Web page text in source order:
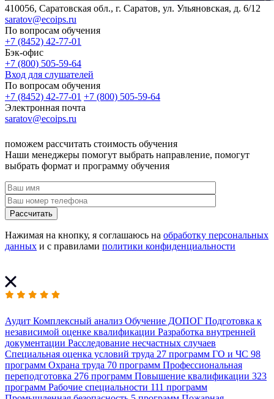
410056, Саратовская обл., г. Саратов, ул. Ульяновская, д. 6/12
saratov@ecoips.ru
По вопросам обучения
+7 (8452) 42-77-01
Бэк-офис
+7 (800) 505-59-64
Вход для слушателей
По вопросам обучения
+7 (8452) 42-77-01 +7 (800) 505-59-64
Электронная почта
saratov@ecoips.ru
поможем рассчитать стоимость обучения
Наши менеджеры помогут выбрать направление, помогут
выбрать формат и программу обучения
Рассчитать
Нажимая на кнопку, я соглашаюсь на обработку персональных
данных и с правилами политики конфиденциальности
Аудит Комплексный анализ Обучение ДОПОГ Подготовка к
независимой оценке квалификации Разработка внутренней
документации Расследование несчастных случаев
Специальная оценка условий труда 27 программ ГО и ЧС 98
программ Охрана труда 70 программ Профессиональная
переподготовка 276 программ Повышение квалификации 323
программ Рабочие специальности 111 программ